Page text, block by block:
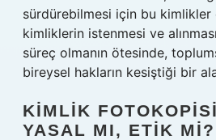
sürdürebilmesi için bu kimlikler
kimliklerin istenmesi ve
süreç olmanın ötesinde,
bireysel hakların kesiştiği bir
KIMLIK
YASAL MI, ETIK MI?